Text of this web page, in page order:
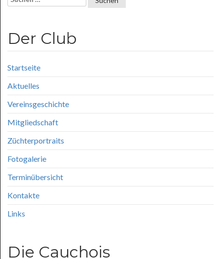
nach:
Der Club
Startseite
Aktuelles
Vereinsgeschichte
Mitgliedschaft
Züchterportraits
Fotogalerie
Terminübersicht
Kontakte
Links
Die Cauchois